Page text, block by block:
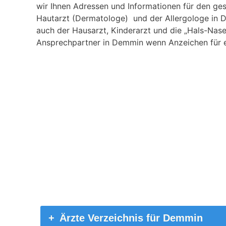
wir Ihnen Adressen und Informationen für den
Hautarzt (Dermatologe) und der Allergologe in
auch der Hausarzt, Kinderarzt und die „Hals-
Ansprechpartner in Demmin wenn Anzeichen für
Ärzte Verzeichnis für Demmin